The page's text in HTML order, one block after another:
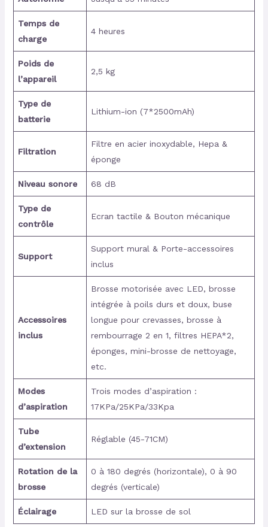
Temps de
charge
4 heures
Poids de
l’appareil
2,5 kg
Type de
batterie
Lithium-ion (7*2500mAh)
Filtration
Filtre en acier inoxydable, Hepa &
éponge
Niveau sonore 68 dB
Type de
contrôle
Ecran tactile & Bouton mécanique
Support
Support mural & Porte-accessoires
inclus
Accessoires
inclus
Brosse motorisée avec LED, brosse
intégrée à poils durs et doux, buse
longue pour crevasses, brosse à
rembourrage 2 en 1, filtres HEPA*2,
éponges, mini-brosse de nettoyage,
etc.
Modes
d’aspiration
Trois modes d’aspiration :
17KPa/25KPa/33Kpa
Tube
d’extension
Réglable (45-71CM)
Rotation de la
brosse
0 à 180 degrés (horizontale), 0 à 90
degrés (verticale)
Éclairage LED sur la brosse de sol